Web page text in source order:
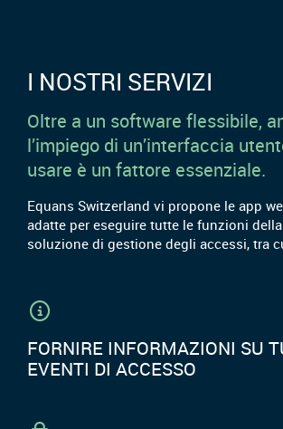
I NOSTRI SERVIZI
Oltre a un software flessibile,
l’impiego di un’interfaccia
usare è un fattore essenziale.
Equans Switzerland vi propone le app
adatte per eseguire tutte le funzioni
soluzione di gestione degli accessi, tra
FORNIRE INFORMAZIONI SU
EVENTI DI ACCESSO